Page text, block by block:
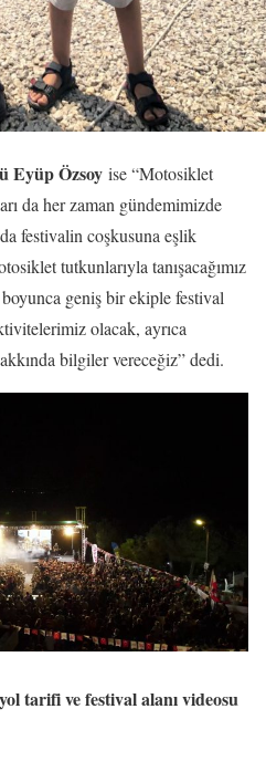
Eyüp Özsoy ise “Motosiklet
da her zaman gündemimizde
festivalin coşkusuna eşlik
tutkunlarıyla tanışacağımız
geniş bir ekiple festival
olacak, ayrıca
bilgiler vereceğiz” dedi.
tarifi ve festival alanı videosu